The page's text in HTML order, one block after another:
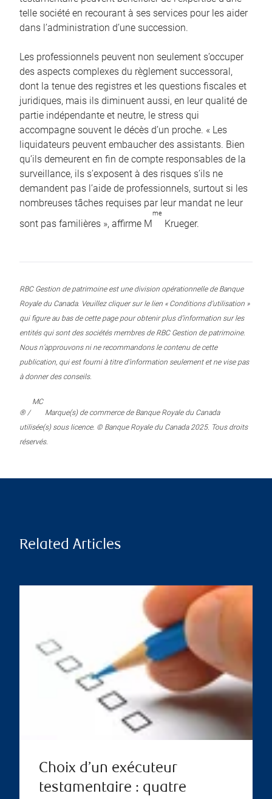
telle société en recourant à ses services pour les aider
dans l’administration d’une succession.
Les professionnels peuvent non seulement s’occuper
des aspects complexes du règlement successoral,
dont la tenue des registres et les questions fiscales et
juridiques, mais ils diminuent aussi, en leur qualité de
partie indépendante et neutre, le stress qui
accompagne souvent le décès d’un proche. « Les
liquidateurs peuvent embaucher des assistants. Bien
qu’ils demeurent en fin de compte responsables de la
surveillance, ils s’exposent à des risques s’ils ne
demandent pas l’aide de professionnels, surtout si les
nombreuses tâches requises par leur mandat ne leur
sont pas familières », affirme M
me
Krueger.
RBC Gestion de patrimoine est une division opérationnelle de Banque
Royale du Canada. Veuillez cliquer sur le lien « Conditions d’utilisation »
qui figure au bas de cette page pour obtenir plus d’information sur les
entités qui sont des sociétés membres de RBC Gestion de patrimoine.
Nous n’approuvons ni ne recommandons le contenu de cette
publication, qui est fourni à titre d’information seulement et ne vise pas
à donner des conseils.
® /
MC
Marque(s) de commerce de Banque Royale du Canada
utilisée(s) sous licence. © Banque Royale du Canada 2025. Tous droits
réservés.
Related Articles
Choix d’un exécuteur
testamentaire : quatre